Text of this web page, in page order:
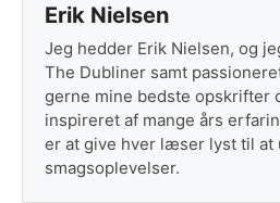
Erik Nielsen
Jeg hedder Erik Nielsen, og
The Dubliner samt
gerne mine bedste opskrifter
inspireret af mange års
er at give hver læser lyst til at
smagsoplevelser.